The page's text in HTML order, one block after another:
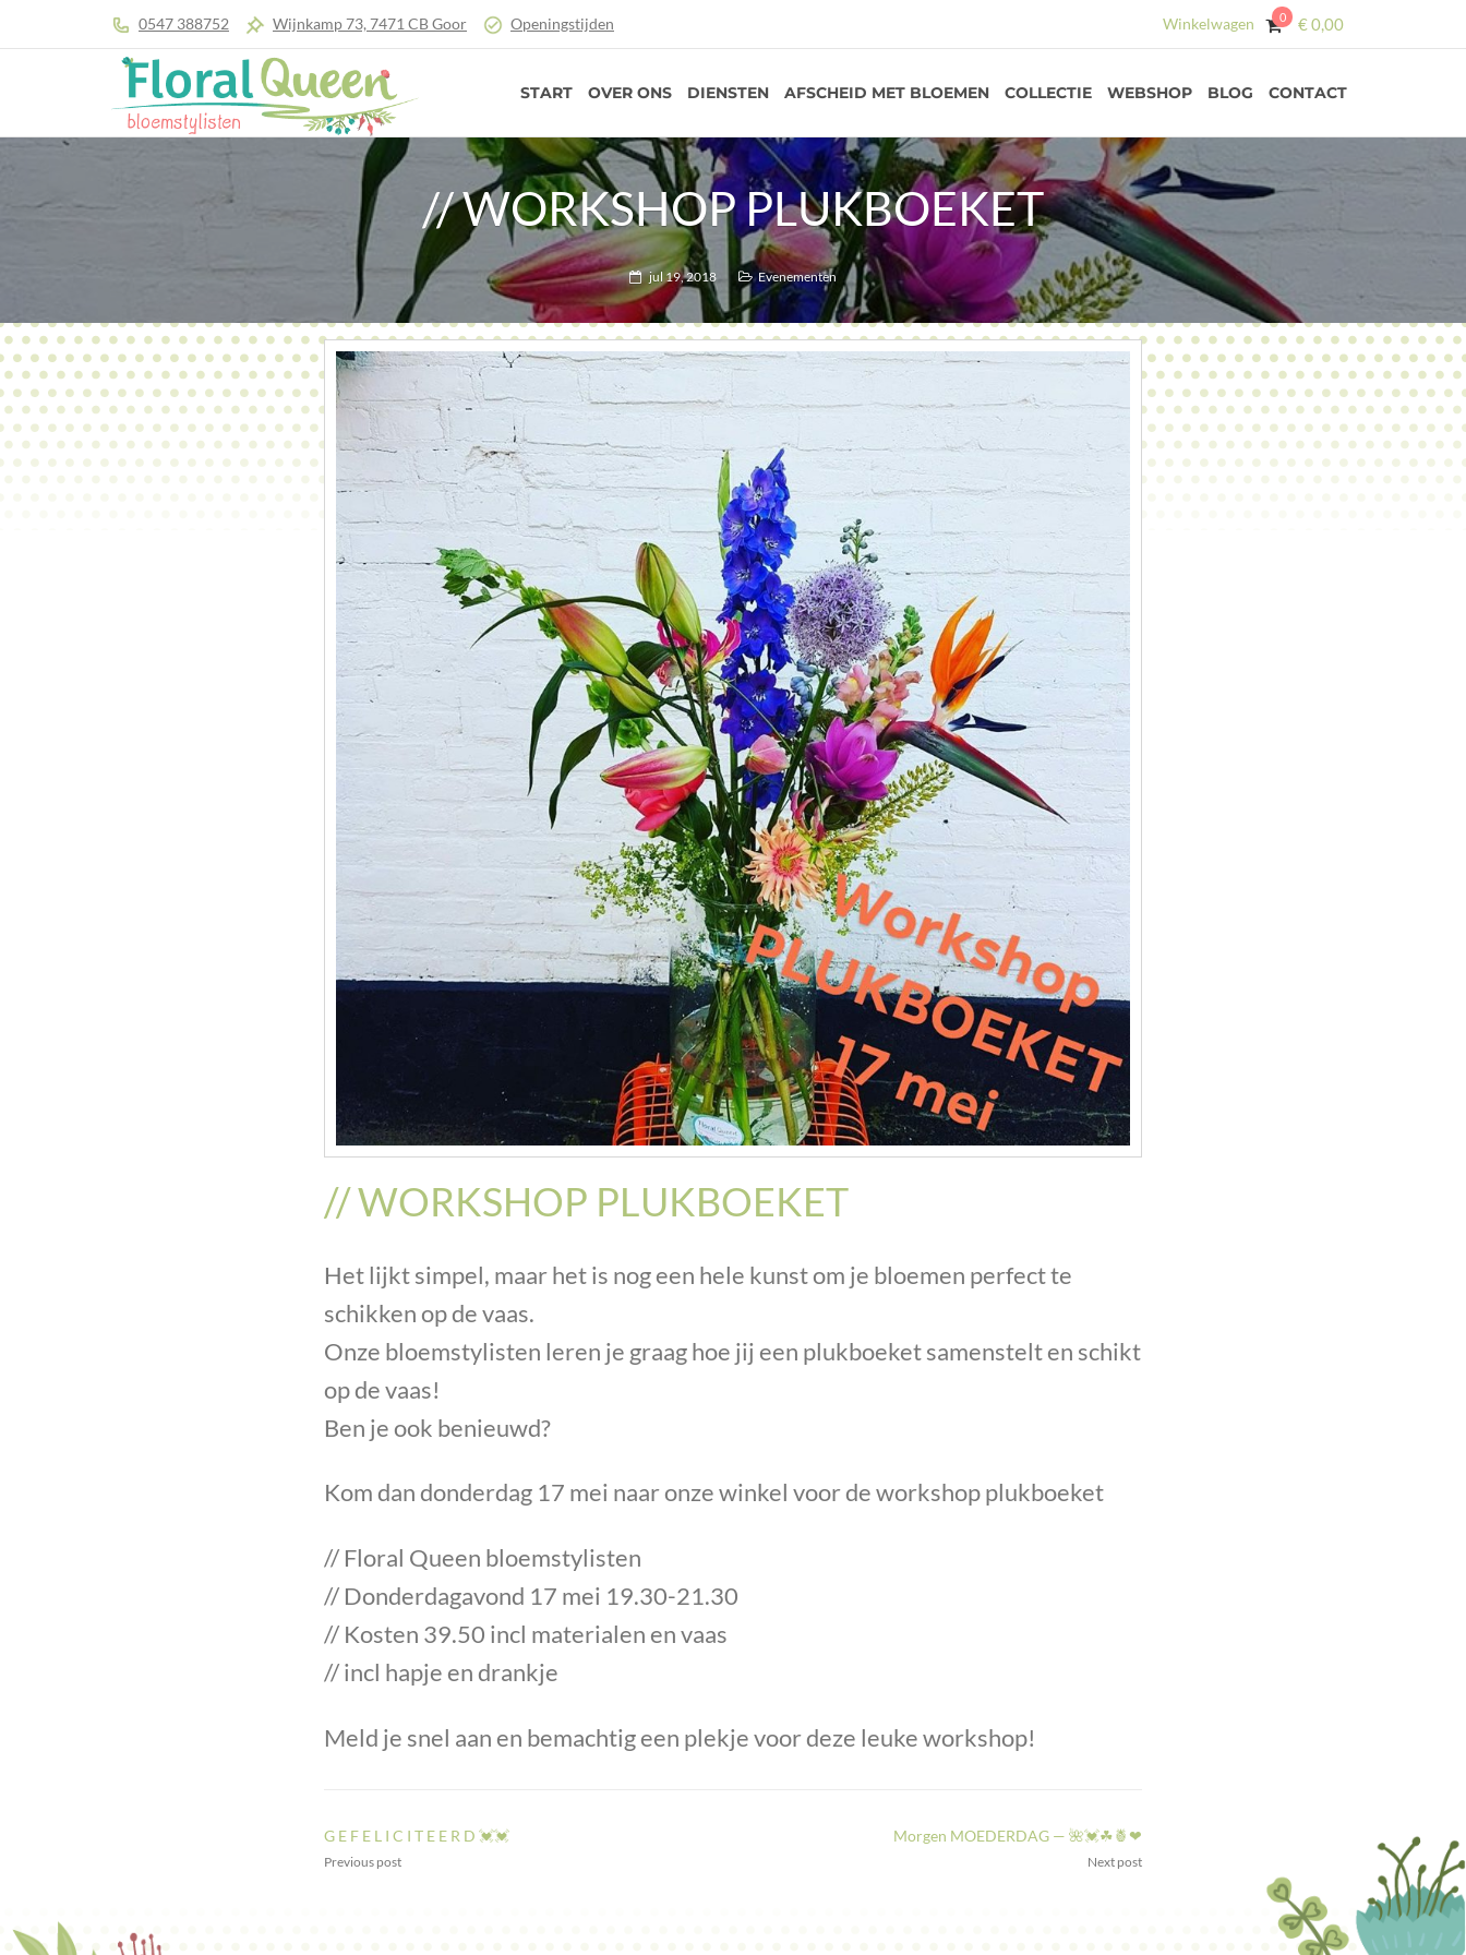
0547 388752 Wijnkamp 73, 7471 CB Goor Openingstijden Winkelwagen 0 €0,00
START OVER ONS DIENSTEN AFSCHEID MET BLOEMEN COLLECTIE WEBSHOP BLOG CONTACT
// WORKSHOP PLUKBOEKET
jul 19, 2018 Evenementen
// WORKSHOP PLUKBOEKET
Het lijkt simpel, maar het is nog een hele kunst om je bloemen perfect te
schikken op de vaas.
Onze bloemstylisten leren je graag hoe jij een plukboeket samenstelt en schikt
op de vaas!
Ben je ook benieuwd?
Kom dan donderdag 17 mei naar onze winkel voor de workshop plukboeket
// Floral Queen bloemstylisten
// Donderdagavond 17 mei 19.30-21.30
// Kosten 39.50 incl materialen en vaas
// incl hapje en drankje
Meld je snel aan en bemachtig een plekje voor deze leuke workshop!
G E F E L I C I T E E R D 💓💓
Previous post
Morgen MOEDERDAG — 🌺💓☘🍍❤
Next post